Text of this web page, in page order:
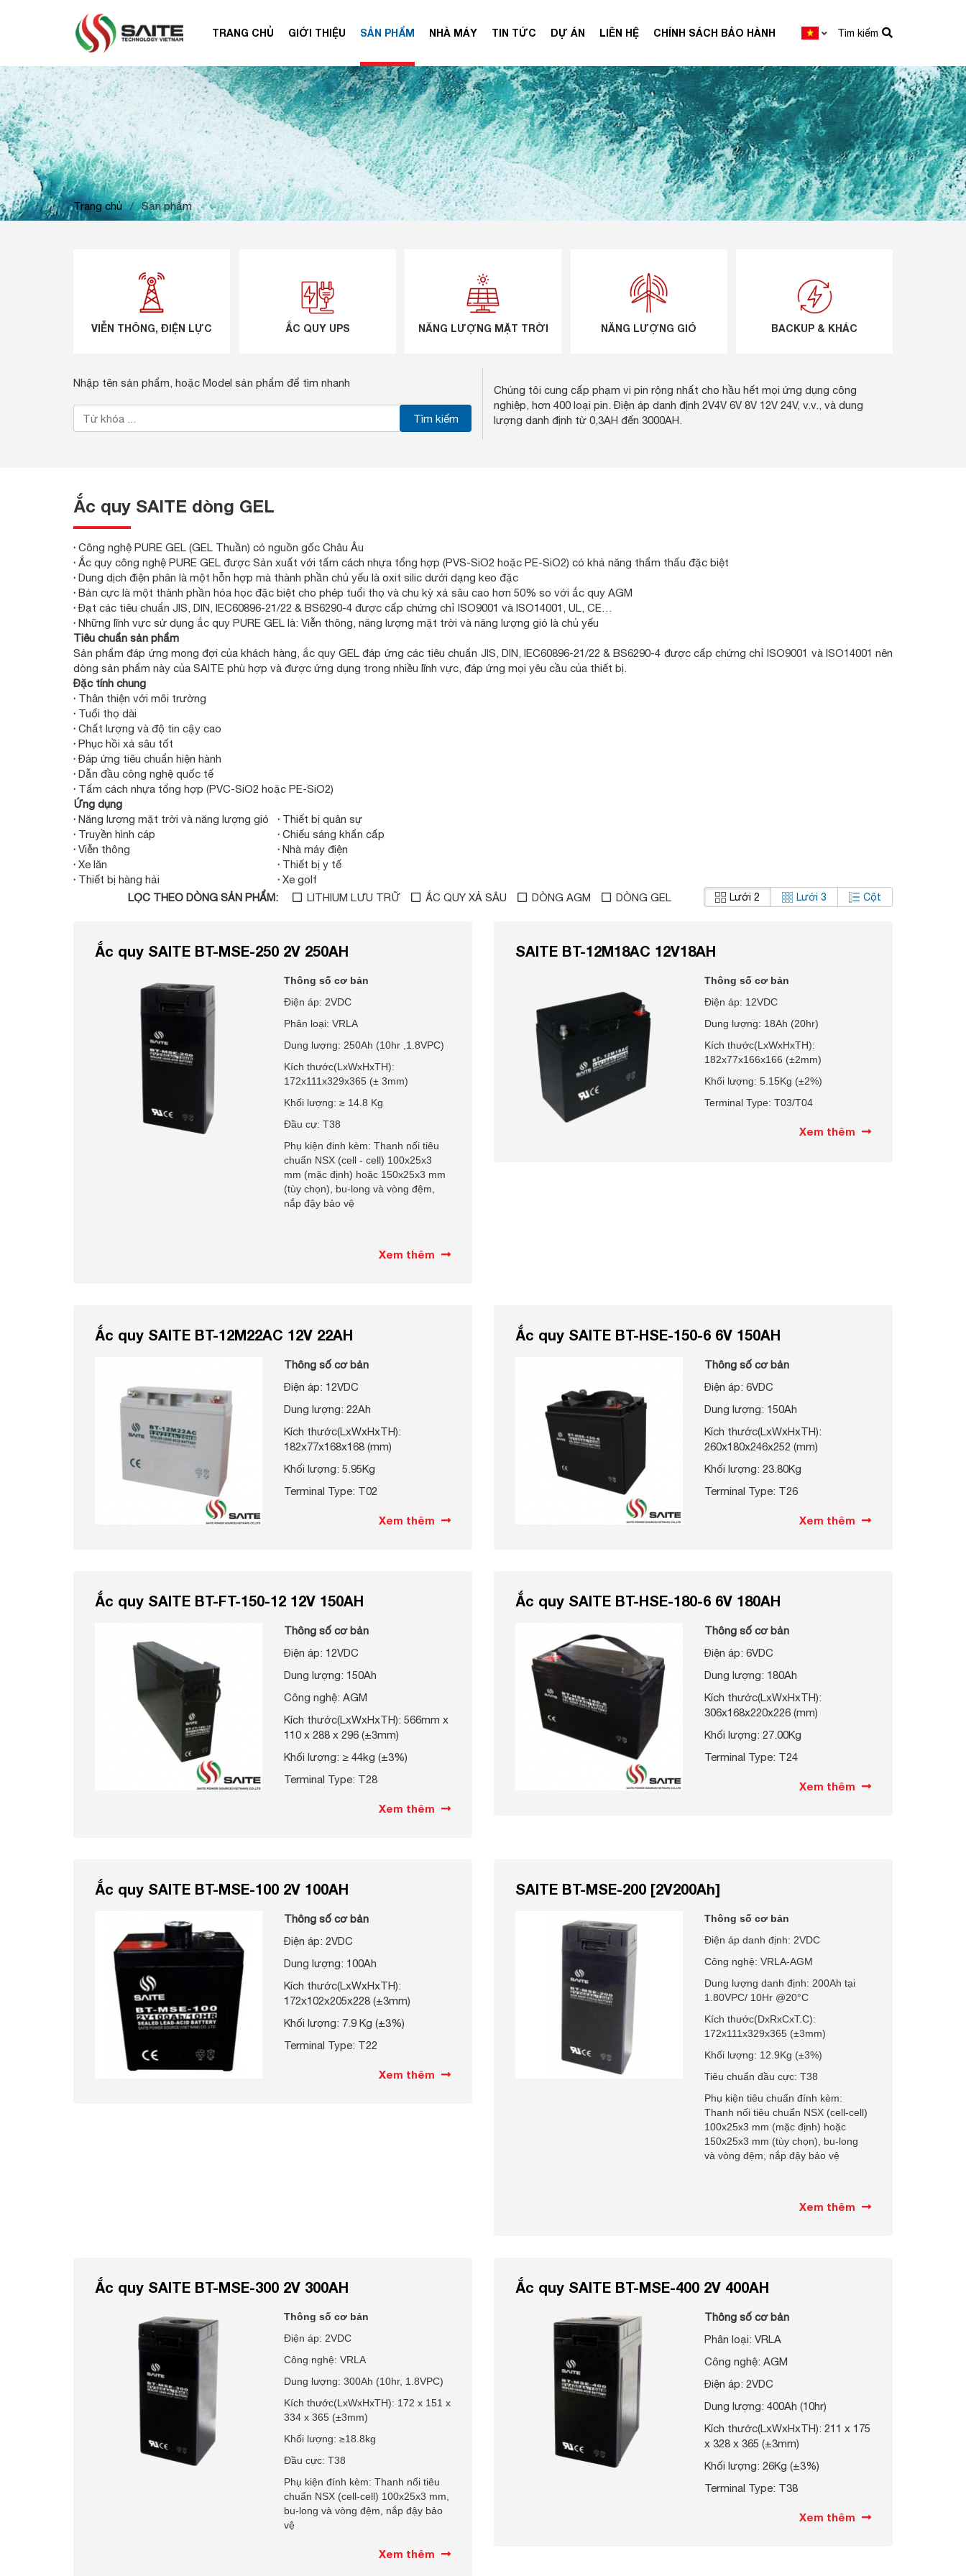
TRANG CHỦ GIỚI THIỆU SẢN PHẨM NHÀ MÁY TIN TỨC DỰ ÁN LIÊN HỆ CHÍNH SÁCH BẢO HÀNH Tìm kiếm
Trang chủ / Sản phẩm
VIỄN THÔNG, ĐIỆN LỰC
VIỄN THÔNG, ĐIỆN LỰC
ẮC QUY UPS
ẮC QUY UPS
NĂNG LƯỢNG MẶT TRỜI
NĂNG LƯỢNG MẶT TRỜI
NĂNG LƯỢNG GIÓ
NĂNG LƯỢNG GIÓ
BACKUP & KHÁC
BACKUP & KHÁC
Nhập tên sản phẩm, hoặc Model sản phẩm để tìm nhanh
Tìm kiếm
Chúng tôi cung cấp phạm vi pin rộng nhất cho hầu hết mọi ứng dụng công
nghiệp, hơn 400 loại pin. Điện áp danh định 2V4V 6V 8V 12V 24V, v.v., và dung
lượng danh định từ 0,3AH đến 3000AH.
Ắc quy SAITE dòng GEL
· Công nghệ PURE GEL (GEL Thuần) có nguồn gốc Châu Âu
· Ắc quy công nghệ PURE GEL được Sản xuất với tấm cách nhựa tổng hợp (PVS-SiO2 hoặc PE-SiO2) có khả năng thẩm thấu đặc biệt
· Dung dịch điện phân là một hỗn hợp mà thành phần chủ yếu là oxit silic dưới dạng keo đặc
· Bản cực là một thành phần hóa học đặc biệt cho phép tuổi thọ và chu kỳ xả sâu cao hơn 50% so với ắc quy AGM
· Đạt các tiêu chuẩn JIS, DIN, IEC60896-21/22 & BS6290-4 được cấp chứng chỉ ISO9001 và ISO14001, UL, CE…
· Những lĩnh vực sử dụng ắc quy PURE GEL là: Viễn thông, năng lượng mặt trời và năng lượng gió là chủ yếu
Tiêu chuẩn sản phẩm
Sản phẩm đáp ứng mong đợi của khách hàng, ắc quy GEL đáp ứng các tiêu chuẩn JIS, DIN, IEC60896-21/22 & BS6290-4 được cấp chứng chỉ ISO9001 và ISO14001 nên
dòng sản phẩm này của SAITE phù hợp và được ứng dụng trong nhiều lĩnh vực, đáp ứng mọi yêu cầu của thiết bị.
Đặc tính chung
· Thân thiện với môi trường
· Tuổi thọ dài
· Chất lượng và độ tin cậy cao
· Phục hồi xả sâu tốt
·Đáp ứng tiêu chuẩn hiện hành
· Dẫn đầu công nghệ quốc tế
· Tấm cách nhựa tổng hợp (PVC-SiO2 hoặc PE-SiO2)
Ứng dụng
· Năng lượng mặt trời và năng lượng gió
· Truyền hình cáp
· Viễn thông
· Xe lăn
· Thiết bị hàng hải
· Thiết bị quân sự
· Chiếu sáng khẩn cấp
· Nhà máy điện
· Thiết bị y tế
· Xe golf
LỌC THEO DÒNG SẢN PHẨM: LITHIUM LƯU TRỮ ẮC QUY XẢ SÂU DÒNG AGM DÒNG GEL Lưới 2 Lưới 3 Cột
Ắc quy SAITE BT-MSE-250 2V 250AH
Thông số cơ bản
Điện áp: 2VDC
Phân loại: VRLA
Dung lượng: 250Ah (10hr ,1.8VPC)
Kích thước(LxWxHxTH):
172x111x329x365 (± 3mm)
Khối lượng: ≥ 14.8 Kg
Đầu cự: T38
Phụ kiện đinh kèm: Thanh nối tiêu
chuẩn NSX (cell - cell) 100x25x3
mm (mặc định) hoặc 150x25x3 mm
(tùy chọn), bu-long và vòng đệm,
nắp đậy bảo vệ
Xem thêm
SAITE BT-12M18AC 12V18AH
Thông số cơ bản
Điện áp: 12VDC
Dung lượng: 18Ah (20hr)
Kích thước(LxWxHxTH):
182x77x166x166 (±2mm)
Khối lượng: 5.15Kg (±2%)
Terminal Type: T03/T04
Xem thêm
Ắc quy SAITE BT-12M22AC 12V 22AH
Thông số cơ bản
Điện áp: 12VDC
Dung lượng: 22Ah
Kích thước(LxWxHxTH):
182x77x168x168 (mm)
Khối lượng: 5.95Kg
Terminal Type: T02
Xem thêm
Ắc quy SAITE BT-HSE-150-6 6V 150AH
Thông số cơ bản
Điện áp: 6VDC
Dung lượng: 150Ah
Kích thước(LxWxHxTH):
260x180x246x252 (mm)
Khối lượng: 23.80Kg
Terminal Type: T26
Xem thêm
Ắc quy SAITE BT-FT-150-12 12V 150AH
Thông số cơ bản
Điện áp: 12VDC
Dung lượng: 150Ah
Công nghệ: AGM
Kích thước(LxWxHxTH): 566mm x
110 x 288 x 296 (±3mm)
Khối lượng: ≥ 44kg (±3%)
Terminal Type: T28
Xem thêm
Ắc quy SAITE BT-HSE-180-6 6V 180AH
Thông số cơ bản
Điện áp: 6VDC
Dung lượng: 180Ah
Kích thước(LxWxHxTH):
306x168x220x226 (mm)
Khối lượng: 27.00Kg
Terminal Type: T24
Xem thêm
Ắc quy SAITE BT-MSE-100 2V 100AH
Thông số cơ bản
Điện áp: 2VDC
Dung lượng: 100Ah
Kích thước(LxWxHxTH):
172x102x205x228 (±3mm)
Khối lượng: 7.9 Kg (±3%)
Terminal Type: T22
Xem thêm
SAITE BT-MSE-200 [2V200Ah]
Thông số cơ bản
Điện áp danh định: 2VDC
Công nghệ: VRLA-AGM
Dung lượng danh định: 200Ah tại
1.80VPC/ 10Hr @20°C
Kích thước(DxRxCxT.C):
172x111x329x365 (±3mm)
Khối lượng: 12.9Kg (±3%)
Tiêu chuẩn đầu cực: T38
Phụ kiện tiêu chuẩn đính kèm:
Thanh nối tiêu chuẩn NSX (cell-cell)
100x25x3 mm (mặc định) hoặc
150x25x3 mm (tùy chọn), bu-long
và vòng đệm, nắp đậy bảo vệ
Xem thêm
Ắc quy SAITE BT-MSE-300 2V 300AH
Thông số cơ bản
Điện áp: 2VDC
Công nghệ: VRLA
Dung lượng: 300Ah (10hr, 1.8VPC)
Kích thước(LxWxHxTH): 172 x 151 x
334 x 365 (±3mm)
Khối lượng: ≥18.8kg
Đầu cực: T38
Phụ kiện đính kèm: Thanh nối tiêu
chuẩn NSX (cell-cell) 100x25x3 mm,
bu-long và vòng đệm, nắp đậy bảo
vệ
Xem thêm
Ắc quy SAITE BT-MSE-400 2V 400AH
Thông số cơ bản
Phân loại: VRLA
Công nghệ: AGM
Điện áp: 2VDC
Dung lượng: 400Ah (10hr)
Kích thước(LxWxHxTH): 211 x 175
x 328 x 365 (±3mm)
Khối lượng: 26Kg (±3%)
Terminal Type: T38
Xem thêm